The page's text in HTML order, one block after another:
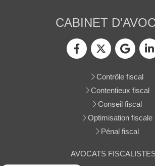
CABINET
Contrôle fiscal
Contentieux fiscal
Conseil fiscal
Optimisation fiscale
Pénal fiscal
AVOCATS